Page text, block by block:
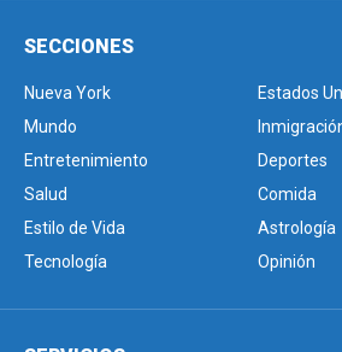
SECCIONES
Nueva York
Estados
Mundo
Entretenimiento
Deportes
Salud
Comida
Estilo de Vida
Astrología
Tecnología
Opinión